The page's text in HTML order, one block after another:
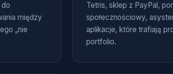
między
„nie
Tetris, sklep z PayPal,
społecznościowy,
aplikacje, które trafiają
portfolio.